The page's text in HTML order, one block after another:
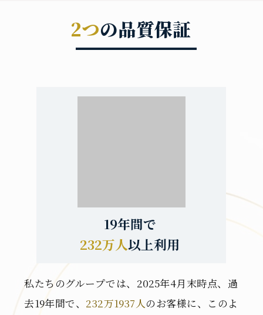
2つの品質保証
19年間で
232万人以上利用
私たちのグループでは、2025年4月末時点、過
去19年間で、 232万1937人のお客様に、このよ